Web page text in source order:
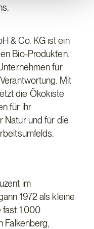
& Co. KG ist ein
Bio-Produkten.
für
Mit
die Ökokiste
für ihr
Natur und für die
im
1972 als kleine
fast 1.000
Falkenberg,